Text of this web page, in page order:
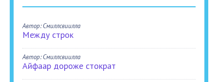
Автор: Смиллсвиилла
Между строк
Автор: Смиллсвиилла
Айфаар дороже стократ